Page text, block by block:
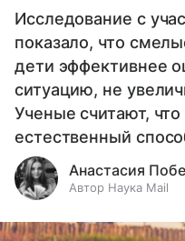
Исследование с
показало, что
дети эффективнее
ситуацию, не
Ученые считают,
естественный
Анастасия
Автор Наука Mail